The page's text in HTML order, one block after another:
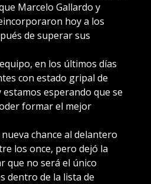
Marcelo Gallardo y
hoy a los
de superar sus
en los últimos días
con estado gripal de
esperando que se
formar el mejor
chance al delantero
los once, pero dejó la
que no será el único
dentro de la lista de